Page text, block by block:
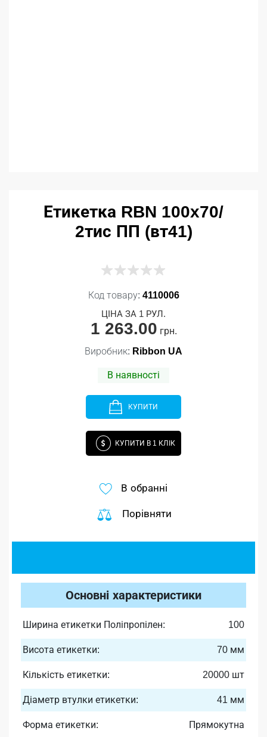
Етикетка RBN 100x70/
2тис ПП (вт41)
Код товару: 4110006
ЦІНА ЗА 1 РУЛ.
1 263.00 грн.
Виробник: Ribbon UA
В наявності
КУПИТИ
КУПИТИ В 1 КЛІК
В обранні
Порівняти
Основні характеристики
Ширина етикетки Поліпропілен: 100
Висота етикетки: 70 мм
Кількість етикетки: 20000 шт
Діаметр втулки етикетки: 41 мм
Форма етикетки: Прямокутна